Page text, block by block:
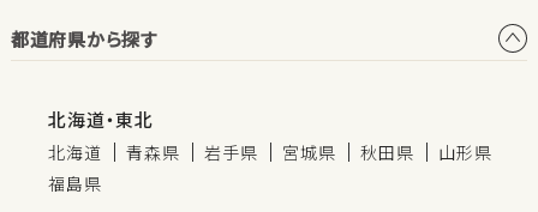
都道府県から探す
北海道・東北
北海道 青森県 岩手県 宮城県 秋田県
山形県
福島県